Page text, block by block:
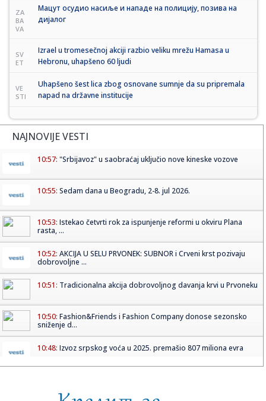
ZA
BA
VA
Мацут осудио насиље и нападе на полицију, позива на
дијалог
SV
ET
Izrael u tromesečnoj akciji razbio veliku mrežu Hamasa u
Hebronu, uhapšeno 60 ljudi
VE
STI
Uhapšeno šest lica zbog osnovane sumnje da su pripremala
napad na državne institucije
NAJNOVIJE VESTI
10:57: "Srbijavoz" u saobraćaj uključio nove kineske vozove
10:55: Sedam dana u Beogradu, 2-8. jul 2026.
10:53: Istekao četvrti rok za ispunjenje reformi u okviru Plana
rasta, ...
10:52: AKCIJA U SELU PRVONEK: SUBNOR i Crveni krst pozivaju
dobrovoljne ...
10:51: Tradicionalna akcija dobrovoljnog davanja krvi u Prvoneku
10:50: Fashion&Friends i Fashion Company donose sezonsko
sniženje d...
10:48: Izvoz srpskog voća u 2025. premašio 807 miliona evra